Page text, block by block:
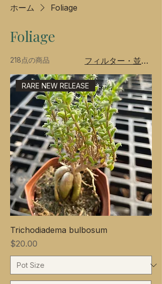
ホーム Foliage
Foliage
218点の商品 フィルター・並び替え
RARE NEW RELEASE
Trichodiadema bulbosum
価格
$20.00